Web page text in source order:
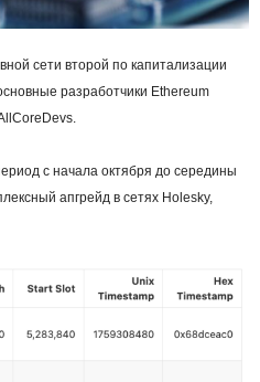
сети второй по капитализации
разработчики Ethereum
с начала октября до середины
апгрейд в сетях Holesky,